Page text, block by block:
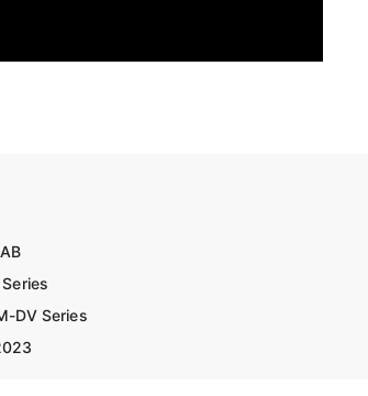
DV Series